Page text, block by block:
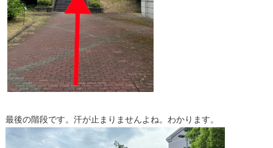
最後の階段です。汗が止まりませんよね。わかります。